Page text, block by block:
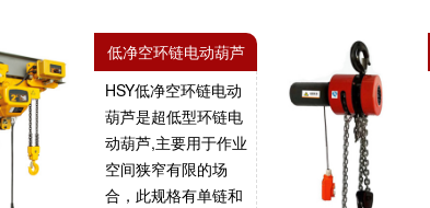
关装置，使自动停止,
防止链条超出，确保
安全。...
低净空环链电动葫芦
HSY低净空环链电动
葫芦是超低型环链电
动葫芦,主要用于作业
空间狭窄有限的场
合，此规格有单链和